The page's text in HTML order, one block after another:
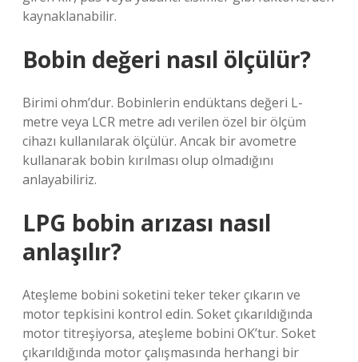
kaynaklanabilir.
Bobin değeri nasıl ölçülür?
Birimi ohm’dur. Bobinlerin endüktans değeri L-
metre veya LCR metre adı verilen özel bir ölçüm
cihazı kullanılarak ölçülür. Ancak bir avometre
kullanarak bobin kırılması olup olmadığını
anlayabiliriz.
LPG bobin arızası nasıl
anlaşılır?
Ateşleme bobini soketini teker teker çıkarın ve
motor tepkisini kontrol edin. Soket çıkarıldığında
motor titreşiyorsa, ateşleme bobini OK’tur. Soket
çıkarıldığında motor çalışmasında herhangi bir